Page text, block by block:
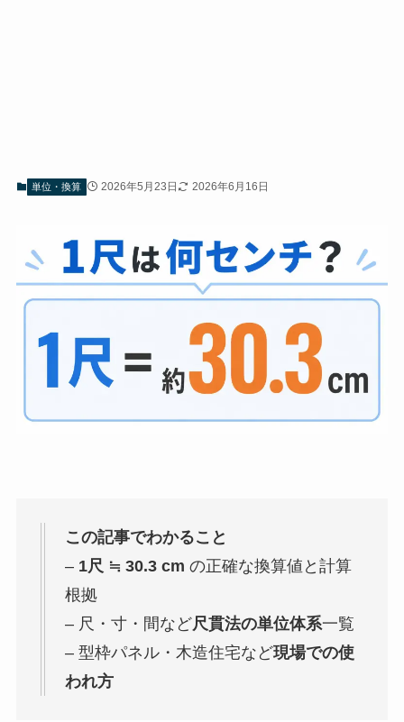
単位・換算 2026年5月23日 2026年6月16日
この記事でわかること
– 1尺 ≒ 30.3 cm の正確な換算値と計算
根拠
– 尺・寸・間など尺貫法の単位体系一覧
– 型枠パネル・木造住宅など現場での使
われ方